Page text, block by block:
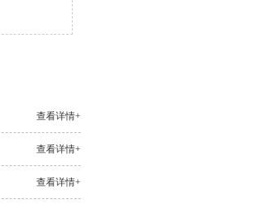
查看详情+
查看详情+
查看详情+